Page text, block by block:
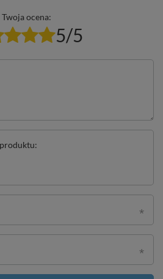
Twoja ocena:
5/5